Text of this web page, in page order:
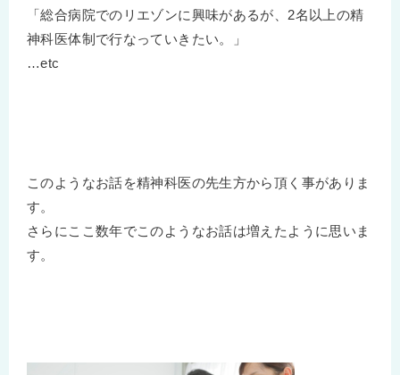
「総合病院でのリエゾンに興味があるが、2名以上の精
神科医体制で行なっていきたい。」
…etc
このようなお話を精神科医の先生方から頂く事がありま
す。
さらにここ数年でこのようなお話は増えたように思いま
す。